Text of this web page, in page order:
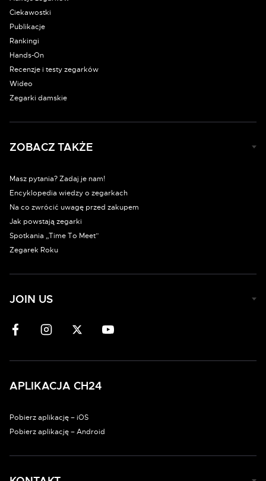
Ciekawostki
Publikacje
Rankingi
Hands-On
Recenzje i testy zegarków
Wideo
Zegarki damskie
ZOBACZ TAKŻE
Masz pytania? Zadaj je nam!
Encyklopedia wiedzy o zegarkach
Na co zwrócić uwagę przed zakupem
Jak powstają zegarki
Spotkania „Time To Meet”
Zegarek Roku
JOIN US
APLIKACJA CH24
Pobierz aplikację – iOS
Pobierz aplikację – Android